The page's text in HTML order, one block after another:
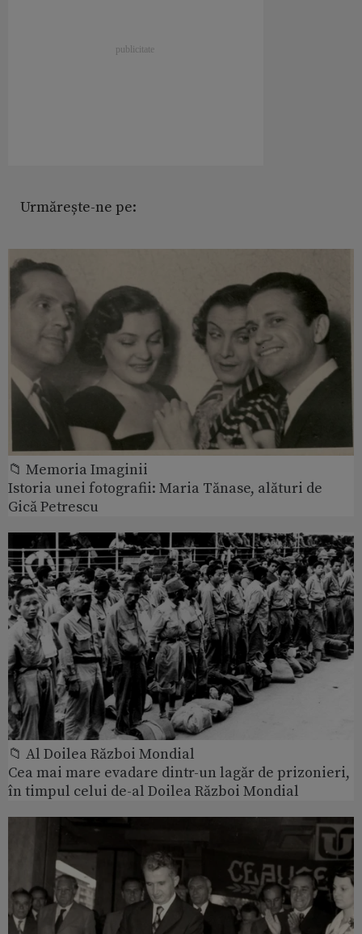
Urmărește-ne pe:
📁 Memoria Imaginii
Istoria unei fotografii: Maria Tănase, alături de
Gică Petrescu
📁 Al Doilea Război Mondial
Cea mai mare evadare dintr-un lagăr de prizonieri,
în timpul celui de-al Doilea Război Mondial